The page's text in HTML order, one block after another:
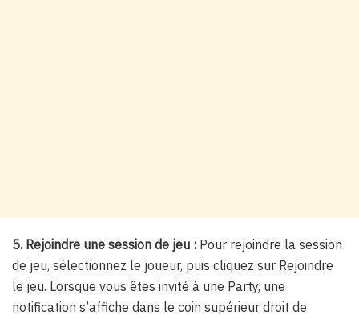
5. Rejoindre une session de jeu : Pour rejoindre la session
de jeu, sélectionnez le joueur, puis cliquez sur Rejoindre
le jeu. Lorsque vous êtes invité à une Party, une
notification s’affiche dans le coin supérieur droit de